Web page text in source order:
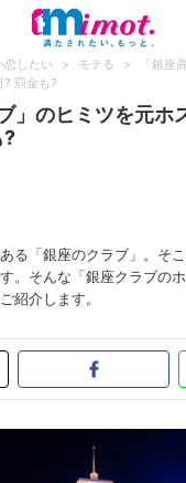
恋したい > モテる >
「銀座
? 罰金も?
」のヒミツを元ホ
?
る「銀座のクラブ」。そ
。そんな「銀座クラブの
紹介します。